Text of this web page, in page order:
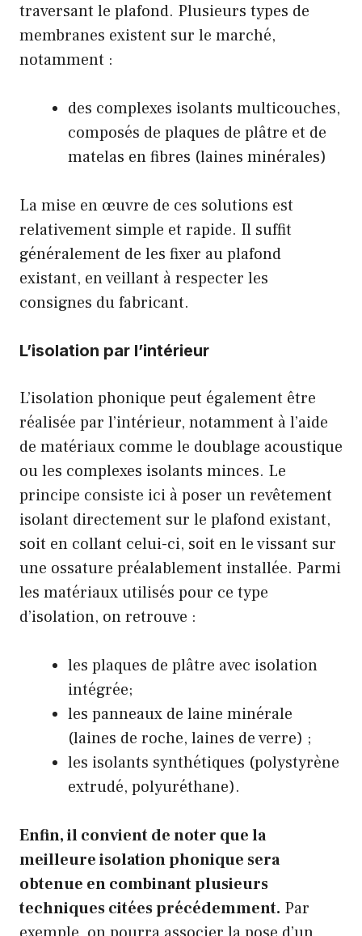
traversant le plafond. Plusieurs types de
membranes existent sur le marché,
notamment :
des complexes isolants multicouches,
composés de plaques de plâtre et de
matelas en fibres (laines minérales)
La mise en œuvre de ces solutions est
relativement simple et rapide. Il suffit
généralement de les fixer au plafond
existant, en veillant à respecter les
consignes du fabricant.
L’isolation par l’intérieur
L’isolation phonique peut également être
réalisée par l’intérieur, notamment à l’aide
de matériaux comme le doublage acoustique
ou les complexes isolants minces. Le
principe consiste ici à poser un revêtement
isolant directement sur le plafond existant,
soit en collant celui-ci, soit en le vissant sur
une ossature préalablement installée. Parmi
les matériaux utilisés pour ce type
d’isolation, on retrouve :
les plaques de plâtre avec isolation
intégrée;
les panneaux de laine minérale
(laines de roche, laines de verre) ;
les isolants synthétiques (polystyrène
extrudé, polyuréthane).
Enfin, il convient de noter que la
meilleure isolation phonique sera
obtenue en combinant plusieurs
techniques citées précédemment. Par